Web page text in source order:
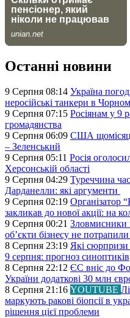
Останні новини
9 Серпня 08:14 Україна
неросійські танкери в
9 Серпня 07:15 Росіянам у 9
громадянства
9 Серпня 06:09 США щомісяця
– Зеленський
9 Серпня 05:11 Росія
Херсонській області
9 Серпня 04:29 Туреччина
Дарданелли: які аргументи
9 Серпня 02:19 Організатор
закликав до нової акції: на
9 Серпня 00:21 Зловмисники
об’єкти бізнесу не
8 Серпня 23:19 Які сюрпризи
9 серпня: прогноз синоптиків
8 Серпня 22:12 ЄС вніс до
України додаткові 30 млн
8 Серпня 21:16 YOUTUBE
маркують ракові біопсії в
рішення цієї проблеми